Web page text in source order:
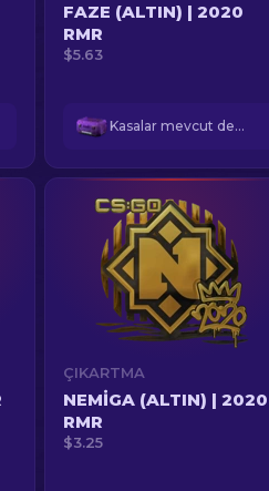
FAZE (ALTIN) | 2020
RMR
$5.63
Kasalar mevcut değil
ÇIKARTMA
NEMIGA (ALTIN) | 2020
RMR
$3.25